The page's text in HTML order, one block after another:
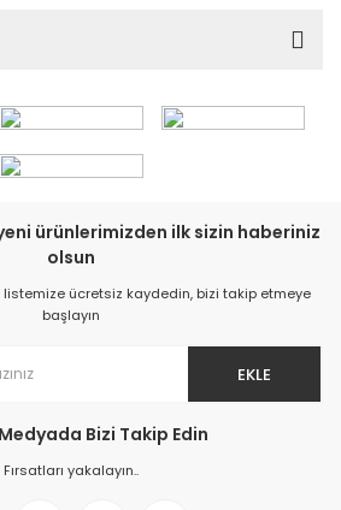
ürünlerimizden ilk sizin haberiniz
olsun
ücretsiz kaydedin, bizi takip etmeye
başlayın
EKLE
Bizi Takip Edin
Fırsatları yakalayın..